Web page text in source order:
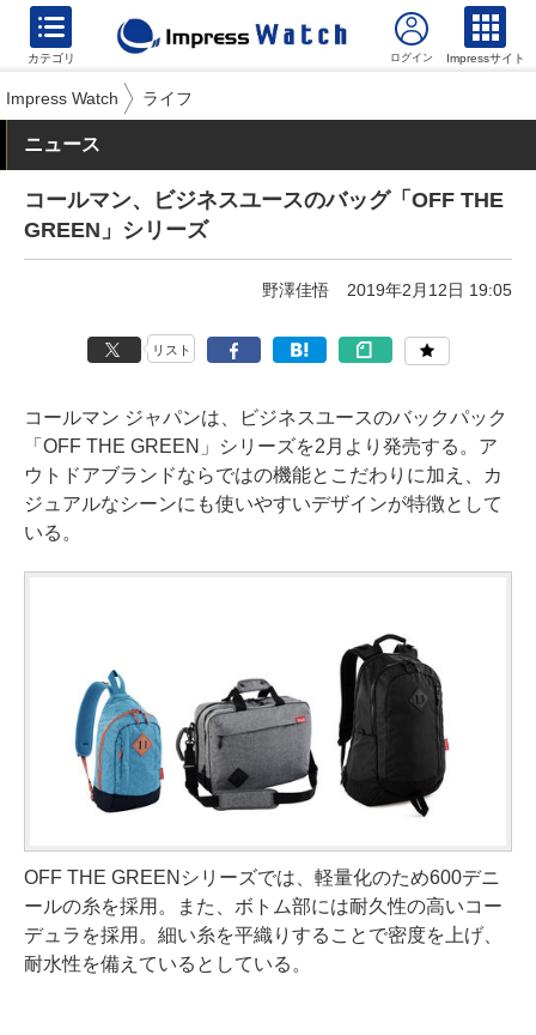
カテゴリ Impressサイト
Impress Watch ライフ
ニュース
コールマン、ビジネスユースのバッグ「OFF THE
GREEN」シリーズ
野澤佳悟 2019年2月12日 19:05
リスト
コールマン ジャパンは、ビジネスユースのバックパック
「OFF THE GREEN」シリーズを2月より発売する。ア
ウトドアブランドならではの機能とこだわりに加え、カ
ジュアルなシーンにも使いやすいデザインが特徴として
いる。
OFF THE GREENシリーズでは、軽量化のため600デニ
ールの糸を採用。また、ボトム部には耐久性の高いコー
デュラを採用。細い糸を平織りすることで密度を上げ、
耐水性を備えているとしている。